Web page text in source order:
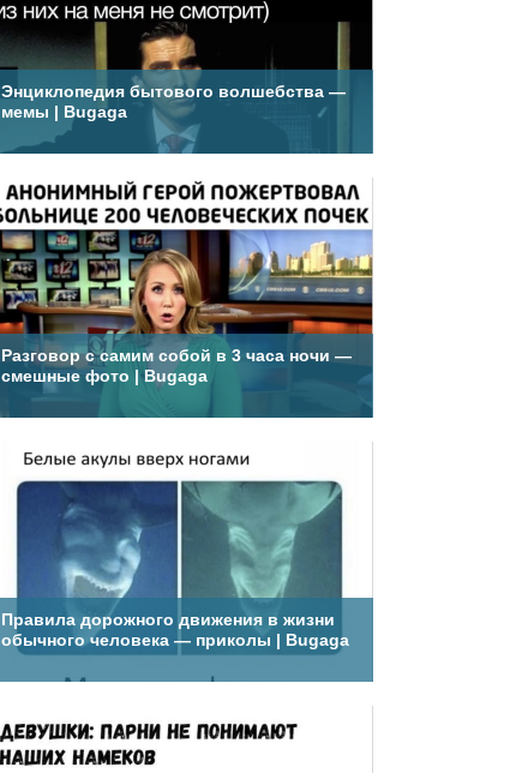
Энциклопедия бытового волшебства —
мемы | Bugaga
Разговор с самим собой в 3 часа ночи —
смешные фото | Bugaga
Правила дорожного движения в жизни
обычного человека — приколы | Bugaga